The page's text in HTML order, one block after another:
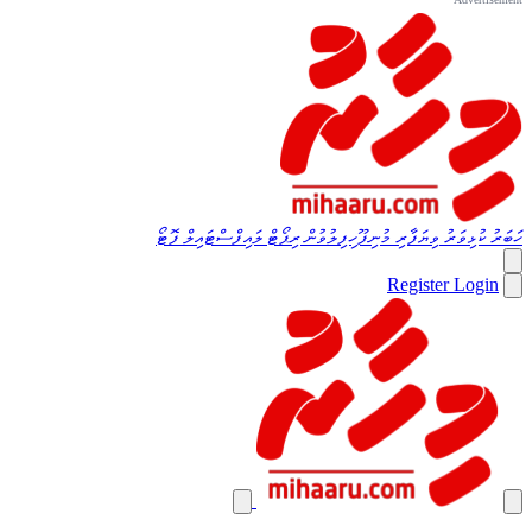
ހަބަރުކުޅިވަރު ވިޔަފާރި މުނިފޫހިފިލުވުންރިޕޯޓް ލައިފްސްޓައިލް ފޮޓޯ
RegisterLogin